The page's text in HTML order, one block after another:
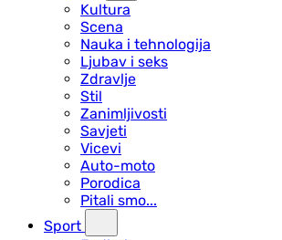
Kultura
Scena
Nauka i tehnologija
Ljubav i seks
Zdravlje
Stil
Zanimljivosti
Savjeti
Vicevi
Auto-moto
Porodica
Pitali smo...
Sport